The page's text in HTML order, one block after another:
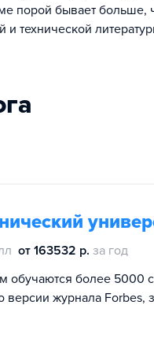
порой бывает
технической
от 163532 р. за год
обучаются более 5000
журнала Forbes,